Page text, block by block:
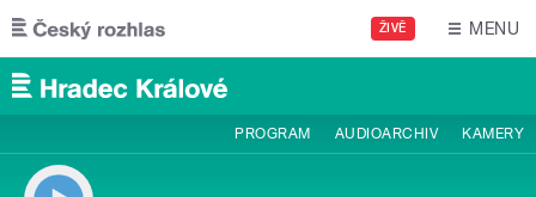
Přejít k hlavnímu obsahu
ŽIVĚ MENU
PROGRAM AUDIOARCHIV KAMERY